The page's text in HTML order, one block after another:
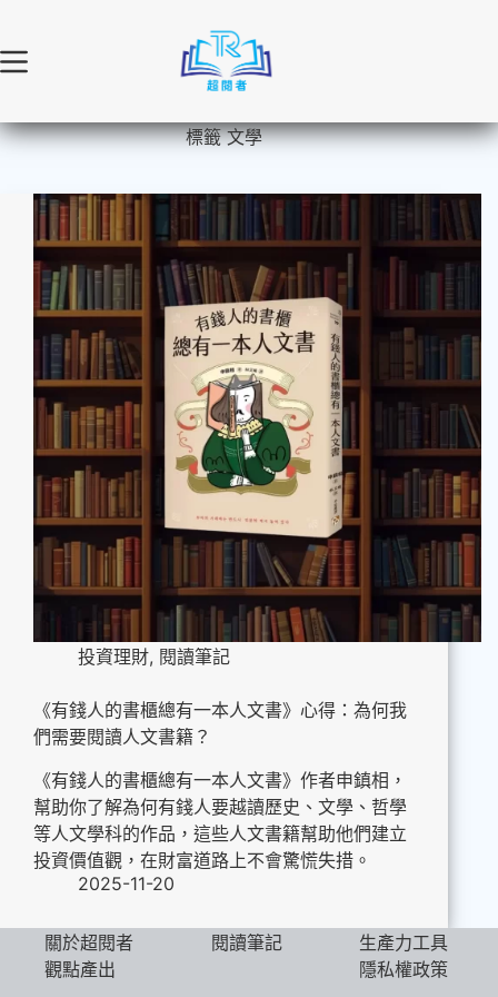
主
內
容
標籤文學
投資理財, 閱讀筆記
《有錢人的書櫃總有一本人文書》心得：為何我
們需要閱讀人文書籍？
《有錢人的書櫃總有一本人文書》作者申鎮相，
幫助你了解為何有錢人要越讀歷史、文學、哲學
等人文學科的作品，這些人文書籍幫助他們建立
投資價值觀，在財富道路上不會驚慌失措。
2025-11-20
關於超閱者 閱讀筆記
生產力工具
觀點產出
隱私權政策